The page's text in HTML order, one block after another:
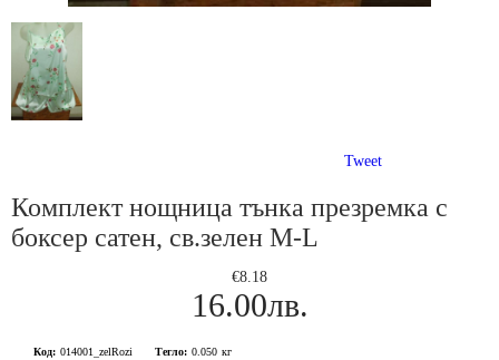
Tweet
Комплект нощница тънка презремка с
боксер сатен, св.зелен M-L
€8.18
16.00лв.
Код: 014001_zelRozi Тегло: 0.050 кг